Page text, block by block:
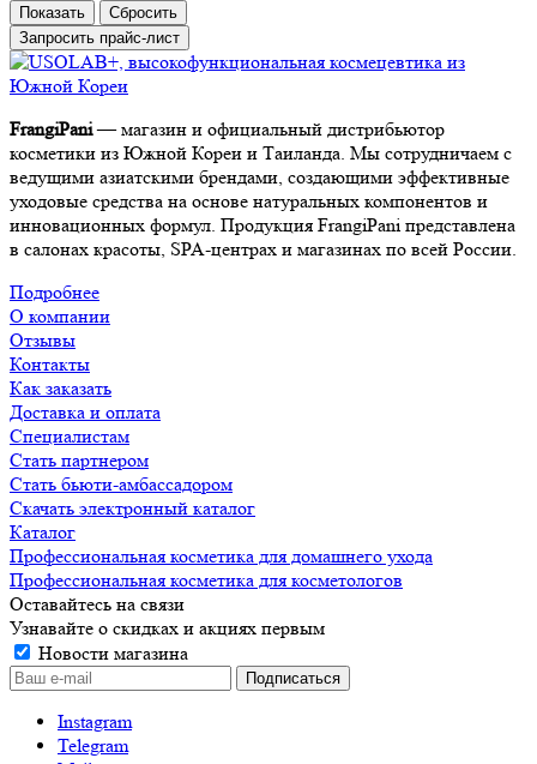
Сбросить
Запросить прайс-лист
FrangiPani— магазин и официальный дистрибьютор
косметики из Южной Кореи и Таиланда. Мы сотрудничаем с
ведущими азиатскими брендами, создающими эффективные
уходовые средства на основе натуральных компонентов и
инновационных формул. Продукция FrangiPani представлена
в салонах красоты, SPA-центрах и магазинах по всей России.
Подробнее
О компании
Отзывы
Контакты
Как заказать
Доставка и оплата
Специалистам
Стать партнером
Стать бьюти-амбассадором
Скачать электронный каталог
Каталог
Профессиональная косметика для домашнего ухода
Профессиональная косметика для косметологов
Оставайтесь на связи
Узнавайте о скидках и акциях первым
Новости магазина
Instagram
Telegram